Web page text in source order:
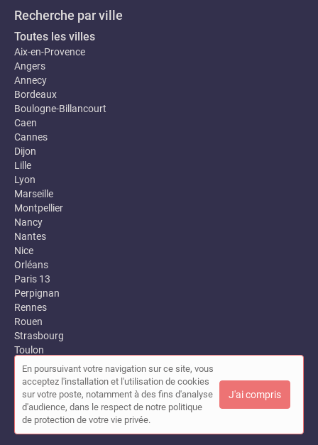
Recherche par ville
Toutes les villes
Aix-en-Provence
Angers
Annecy
Bordeaux
Boulogne-Billancourt
Caen
Cannes
Dijon
Lille
Lyon
Marseille
Montpellier
Nancy
Nantes
Nice
Orléans
Paris 13
Perpignan
Rennes
Rouen
Strasbourg
Toulon
Toulouse
Versailles
En poursuivant votre navigation sur ce site, vous
acceptez l'installation et l'utilisation de cookies
sur votre poste, notamment à des fins d'analyse
d'audience, dans le respect de notre politique
de protection de votre vie privée.
J'ai compris